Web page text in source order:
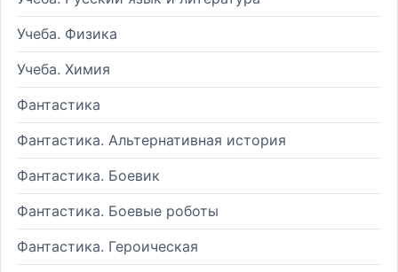
Учеба. Физика
Учеба. Химия
Фантастика
Фантастика. Альтернативная история
Фантастика. Боевик
Фантастика. Боевые роботы
Фантастика. Героическая